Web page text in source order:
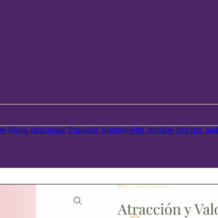
Raya, descargar, Español , Hombre Alfa, hombre alfa top,